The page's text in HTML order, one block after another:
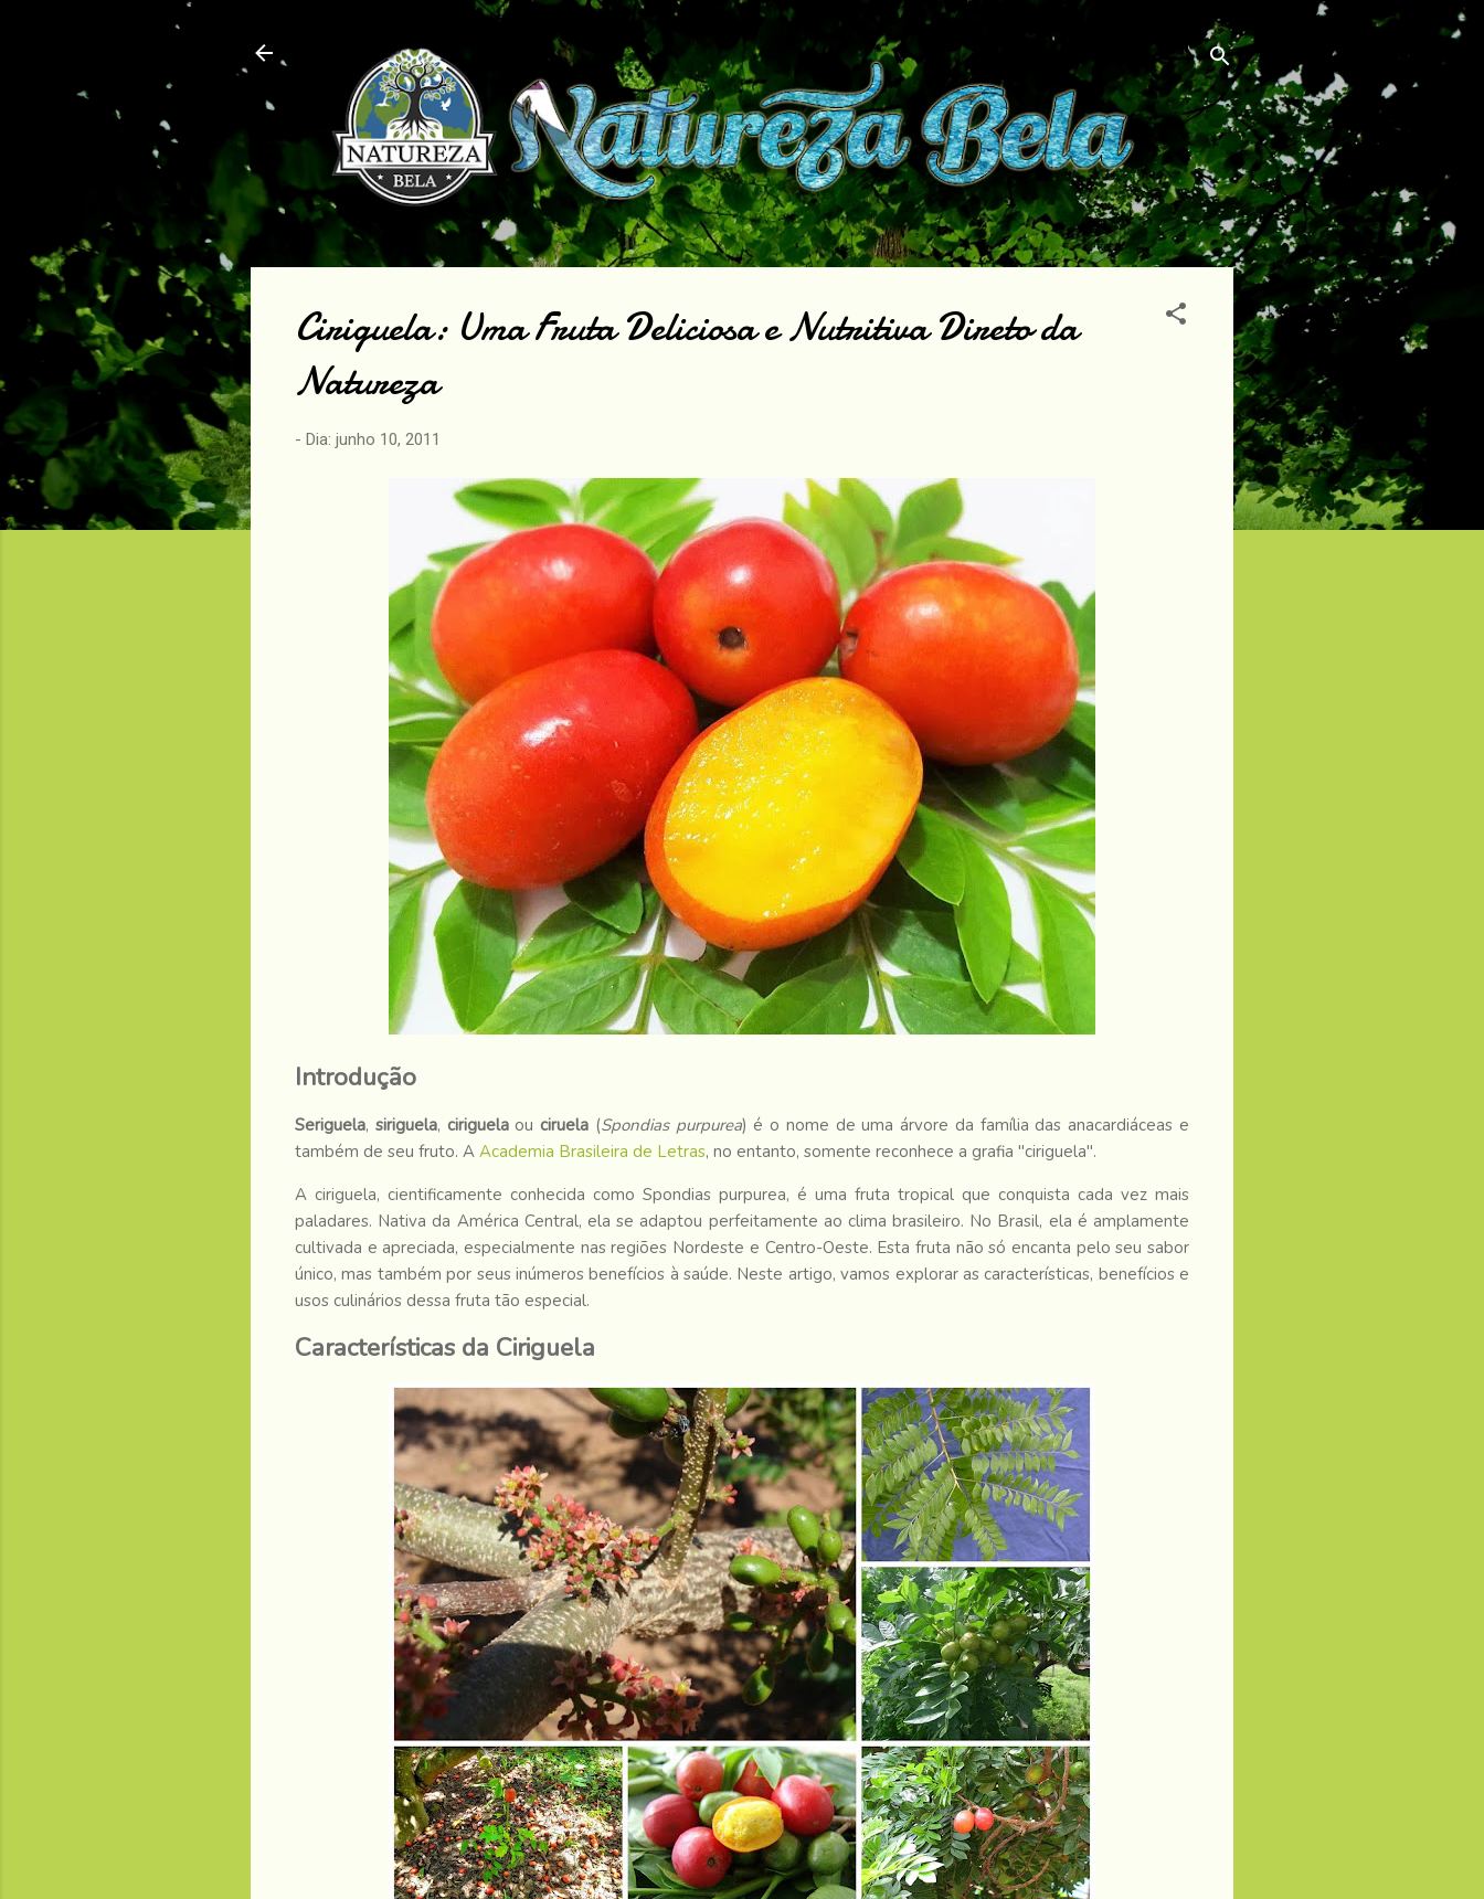
Pular para o conteúdo principal
Ciriguela: Uma Fruta Deliciosa e Nutritiva Direto da
Natureza
- Dia: junho 10, 2011
Introdução
Seriguela, siriguela, ciriguelaouciruela (Spondias purpurea) é o nome de uma árvore da família das anacardiáceas e
também de seu fruto. A Academia Brasileira de Letras, no entanto, somente reconhece a grafia "ciriguela".
A ciriguela, cientificamente conhecida como Spondias purpurea, é uma fruta tropical que conquista cada vez mais
paladares. Nativa da América Central, ela se adaptou perfeitamente ao clima brasileiro. No Brasil, ela é amplamente
cultivada e apreciada, especialmente nas regiões Nordeste e Centro-Oeste. Esta fruta não só encanta pelo seu sabor
único, mas também por seus inúmeros benefícios à saúde. Neste artigo, vamos explorar as características, benefícios e
usos culinários dessa fruta tão especial.
Características da Ciriguela